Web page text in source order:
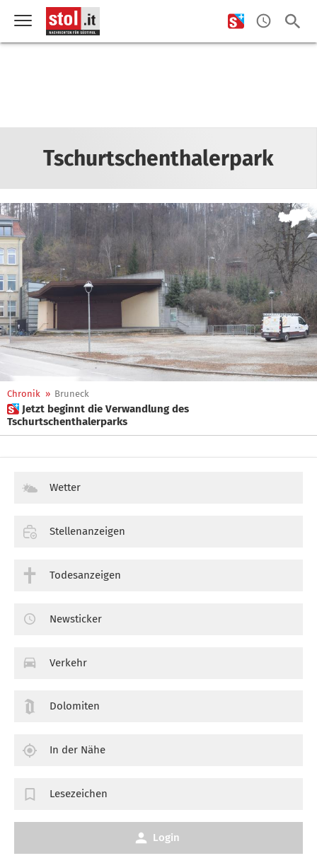
Tschurtschenthalerpark
Chronik » Bruneck
 Jetzt beginnt die Verwandlung des
Tschurtschenthalerparks
Wetter
Stellenanzeigen
Todesanzeigen
Newsticker
Verkehr
Dolomiten
In der Nähe
Lesezeichen
Login